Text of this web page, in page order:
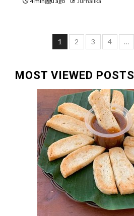
Paginasi
1 2 3 4 …
MOST VIEWED POSTS